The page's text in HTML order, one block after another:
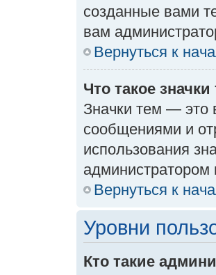
созданные вами
вам
Вернуться к
Что такое значки
Значки тем — это
сообщениями и
использования
Вернуться к
Уровни
Кто такие